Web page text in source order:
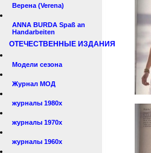
Верена (Verena)
ANNA BURDA Spaß an
Handarbeiten
ОТЕЧЕСТВЕННЫЕ ИЗДАНИЯ
Модели сезона
Журнал МОД
журналы 1980х
журналы 1970х
журналы 1960х